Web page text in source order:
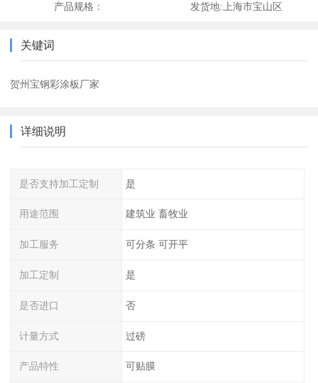
产品规格： 发货地:上海市宝山区
关键词
贺州宝钢彩涂板厂家
详细说明
是否支持加工定制 是
用途范围 建筑业 畜牧业
加工服务 可分条 可开平
加工定制 是
是否进口 否
计量方式 过磅
产品特性 可贴膜